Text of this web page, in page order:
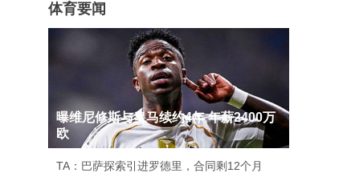
体育要闻
曝维尼修斯与皇马续约4年 年薪2400万
欧
TA：巴萨探索引进罗德里，合同剩12个月